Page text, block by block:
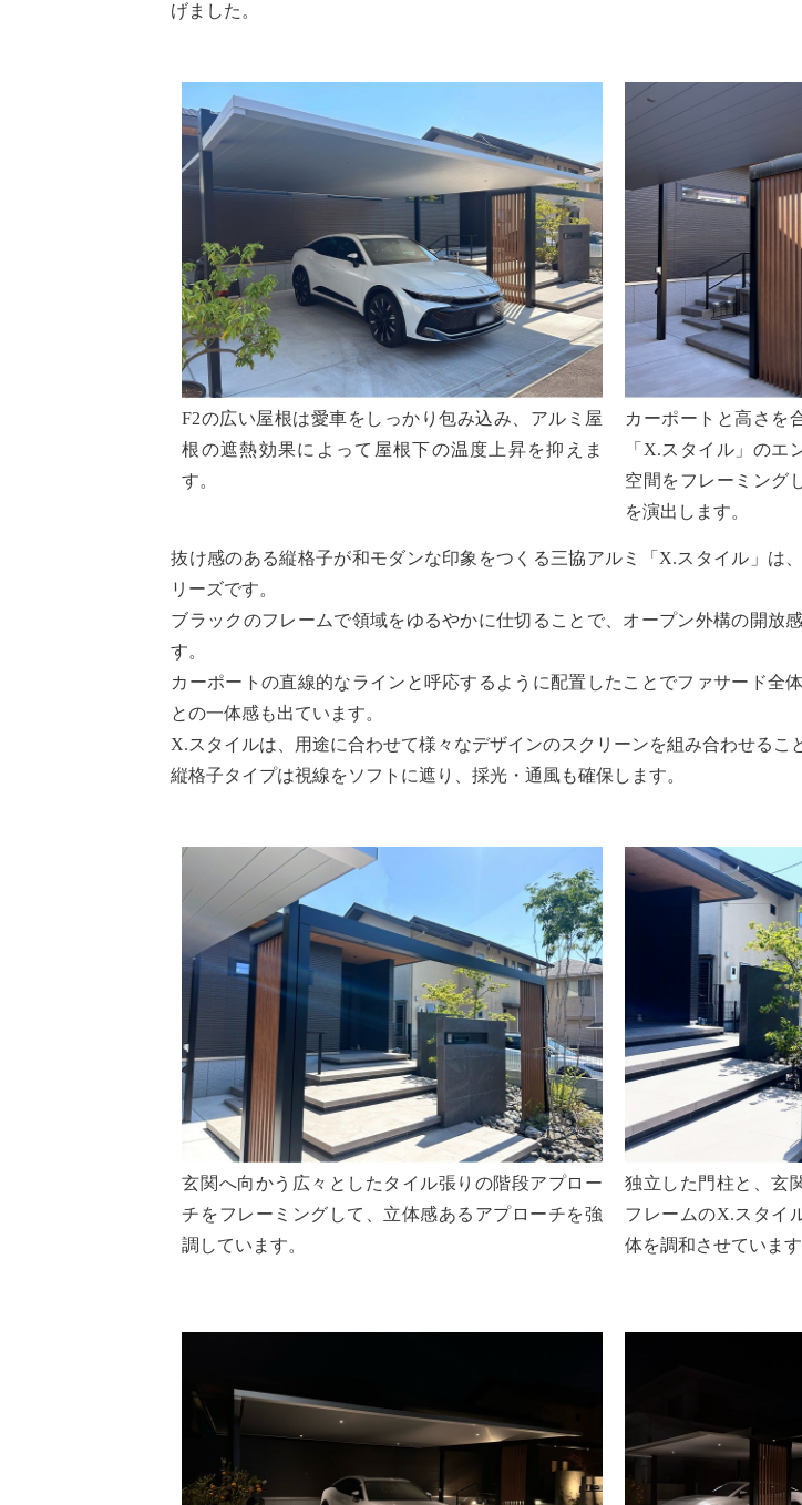
げました。
F2の広い屋根は愛車をしっかり包み込み、アルミ屋
根の遮熱効果によって屋根下の温度上昇を抑えま
す。
カーポートと高さを
「X.スタイル」のエ
空間をフレーミング
を演出します。
抜け感のある縦格子が和モダンな印象をつくる三協アルミ「X.スタイル」は
リーズです。
ブラックのフレームで領域をゆるやかに仕切ることで、オープン外構の開放
す。
カーポートの直線的なラインと呼応するように配置したことでファサード全
との一体感も出ています。
X.スタイルは、用途に合わせて様々なデザインのスクリーンを組み合わせるこ
縦格子タイプは視線をソフトに遮り、採光・通風も確保します。
玄関へ向かう広々としたタイル張りの階段アプロー
チをフレーミングして、立体感あるアプローチを強
調しています。
独立した門柱と、玄
フレームのX.スタイ
体を調和させています